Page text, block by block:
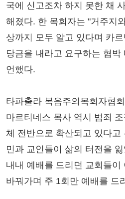
국에 신고조차 하지 못한 채
해졌다. 한 목회자는 "거주지
상까지 모두 알고 있다며 카
당금을 내라고 요구하는 협박
언했다.
타파출라 복음주의목회자협
마르티네스 목사 역시 범죄
체 전반으로 확산되고 있다고
민과 교인들이 삶의 터전을
내내 예배를 드리던 교회들이
바꿔가며 주 1회만 예배를 드